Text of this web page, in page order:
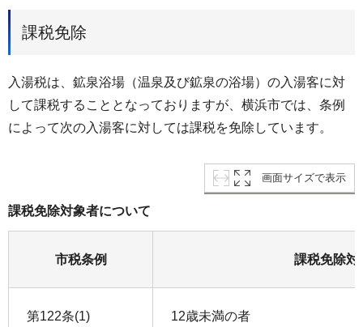
課税免除
入湯税は、鉱泉浴場（温泉及び鉱泉の浴場）の入湯客に対
して課税することとなっておりますが、横浜市では、条例
によって次の入湯客に対しては課税を免除しています。
画面サイズで表示
課税免除対象者について
市税条例 課税免除対
第122条(1) 12歳未満の者